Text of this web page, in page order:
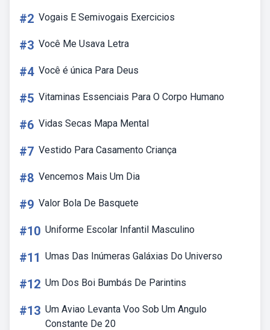
#2 Vogais E Semivogais Exercicios
#3 Você Me Usava Letra
#4 Você é única Para Deus
#5 Vitaminas Essenciais Para O Corpo Humano
#6 Vidas Secas Mapa Mental
#7 Vestido Para Casamento Criança
#8 Vencemos Mais Um Dia
#9 Valor Bola De Basquete
#10 Uniforme Escolar Infantil Masculino
#11 Umas Das Inúmeras Galáxias Do Universo
#12 Um Dos Boi Bumbás De Parintins
#13 Um Aviao Levanta Voo Sob Um Angulo
Constante De 20